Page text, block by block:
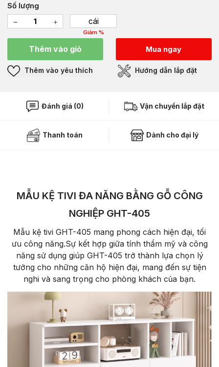
Số lượng
cái
Giảm %
Thêm vào giỏ Mua ngay
Thêm vào yêu thích Hướng dẫn lắp đặt
Đánh giá (0) Vận chuyển lắp đặt
Thanh toán Dành cho đại lý
MẪU KỆ TIVI ĐA NĂNG BẰNG GỖ CÔNG
NGHIỆP GHT-405
Mẫu kệ tivi GHT-405 mang phong cách hiện đại, tối
ưu công năng.Sự kết hợp giữa tính thẩm mỹ và công
năng sử dụng giúp GHT-405 trở thành lựa chọn lý
tưởng cho những căn hộ hiện đại, mang đến sự tiện
nghi và sang trọng cho phòng khách của bạn.